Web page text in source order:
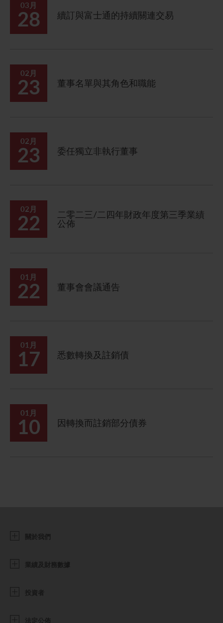
03月
28 續訂與富士通的持續關連交易
02月
23 董事名單與其角色和職能
02月
23 委任獨立非執行董事
02月
22
二零二三/二四年財政年度第三季業績
公佈
01月
22 董事會會議通告
01月
17 悉數轉換及註銷債
01月
10 因轉換而註銷部分債券
關於我們
業績及財務數據
投資者
法定公佈